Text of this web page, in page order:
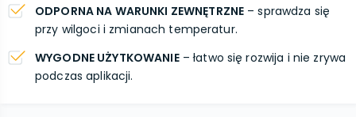
ODPORNA NA WARUNKI ZEWNĘTRZNE – sprawdza się
przy wilgoci i zmianach temperatur.
WYGODNE UŻYTKOWANIE– łatwo się rozwija i nie zrywa
podczas aplikacji.